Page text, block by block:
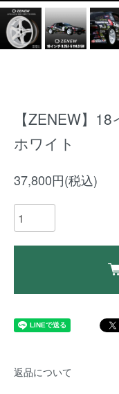
【ZENEW】
ホワイト
37,800円(税込)
返品について